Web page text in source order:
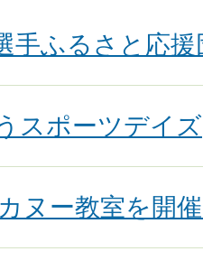
手ふるさと応援
スポーツデイズ
ヌー教室を開